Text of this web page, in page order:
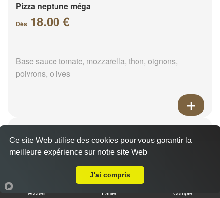
Pizza neptune méga
Dès 18.00 €
Base sauce tomate, mozzarella, thon, oignons,
poivrons, olives
Dès 18.00 €
Base sauce tomate, mozzarella, anchois, câpres,
Accueil Panier Compte
Ce site Web utilise des cookies pour vous garantir la
meilleure expérience sur notre site Web
J'ai compris